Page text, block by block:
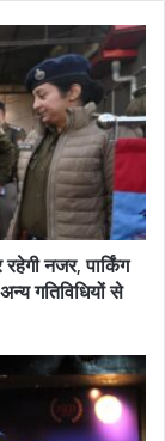
नजर, पार्किंग
गतिविधियों से